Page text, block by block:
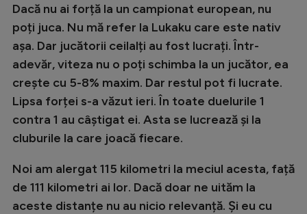
Alte sporturi
JO 2024
JO 2026
Creează cont
Dacă nu ai forță la un campionat european, nu
poți juca. Nu mă refer la Lukaku care este nativ
așa. Dar jucătorii ceilalți au fost lucrați. Într-
adevăr, viteza nu o poți schimba la un jucător, ea
crește cu 5-8% maxim. Dar restul pot fi lucrate.
Lipsa forței s-a văzut ieri. În toate duelurile 1
contra 1 au câștigat ei. Asta se lucrează și la
cluburile la care joacă fiecare.
Noi am alergat 115 kilometri la meciul acesta, față
de 111 kilometri ai lor. Dacă doar ne uităm la
aceste distanțe nu au nicio relevanță. Și eu cu